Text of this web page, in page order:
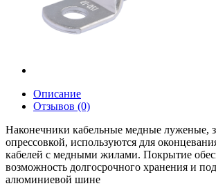
Описание
Отзывов (0)
Наконечники кабельные медные луженые,
опрессовкой, используются для
кабелей с медными жилами. Покрытие
возможность долгосрочного хранения и
алюминиевой шине